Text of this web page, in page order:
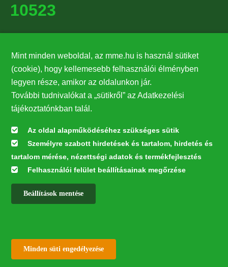
10523
27224
Hírlevél feliratkozás
Értesüljön elsőként legfrissebb híreinkről, eseményeinkről!
Feliratkozás
Mint minden weboldal, az mme.hu is használ sütiket
(cookie), hogy kellemesebb felhasználói élményben
legyen része, amikor az oldalunkon jár.
További tudnivalókat a „sütikről” az Adatkezelési
tájékoztatónkban talál.
Az oldal alapműködéséhez szükséges sütik
Személyre szabott hirdetések és tartalom, hirdetés és
tartalom mérése, nézettségi adatok és termékfejlesztés
Felhasználói felület beállításainak megőrzése
Beállítások mentése
Minden süti engedélyezése